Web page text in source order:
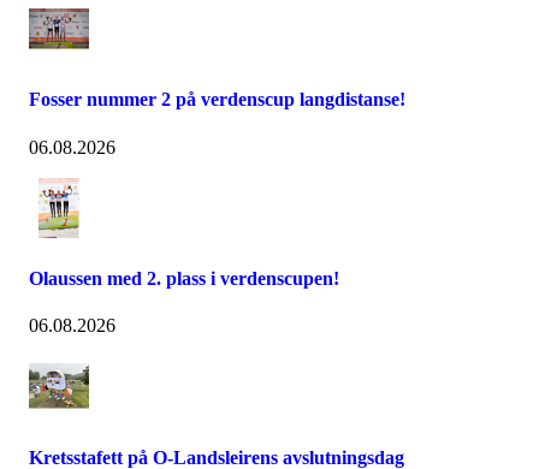
Fosser nummer 2 på verdenscup langdistanse!
06.08.2026
Olaussen med 2. plass i verdenscupen!
06.08.2026
Kretsstafett på O-Landsleirens avslutningsdag